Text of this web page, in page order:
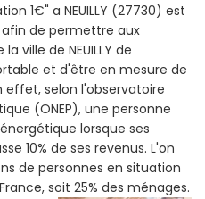
1€" a NEUILLY (27730) est
de permettre aux
ville de NEUILLY de
et d'être en mesure de
effet, selon l'observatoire
(ONEP), une personne
lorsque ses
10% de ses revenus. L'on
de personnes en situation
soit 25% des ménages.